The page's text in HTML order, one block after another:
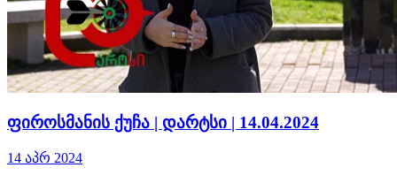
ფიროსმანის ქუჩა | დარტსი | 14.04.2024
14 აპრ 2024